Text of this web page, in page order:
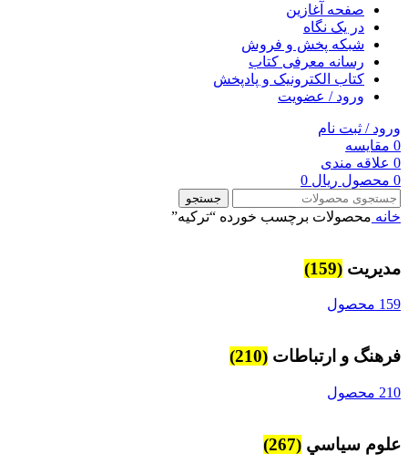
صفحه آغازین
در یک نگاه
شبکه پخش و فروش
رسانه معرفی کتاب
کتاب الکترونیک و پادپخش
ورود / عضویت
ورود / ثبت نام
0 مقایسه
0 علاقه مندی
0 محصول ریال
جستجو
خانه محصولات برچسب خورده “ترکیه”
مديريت (159)
159 محصول
فرهنگ و ارتباطات (210)
210 محصول
علوم سياسي (267)